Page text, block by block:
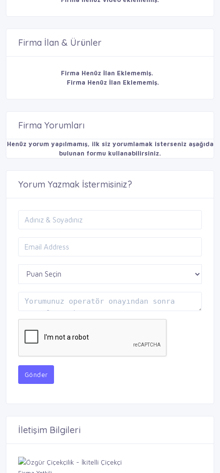
Firma İlan & Ürünler
Firma Henüz İlan Eklememiş.
Firma Henüz İlan Eklememiş.
Firma Yorumları
Henüz yorum yapılmamış, ilk siz yorumlamak isterseniz aşağıda
bulunan formu kullanabilirsiniz.
Yorum Yazmak İstermisiniz?
Gönder
İletişim Bilgileri